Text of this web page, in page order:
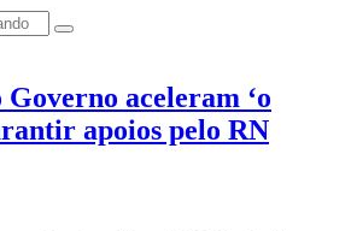
Governo aceleram ‘o
apoios pelo RN